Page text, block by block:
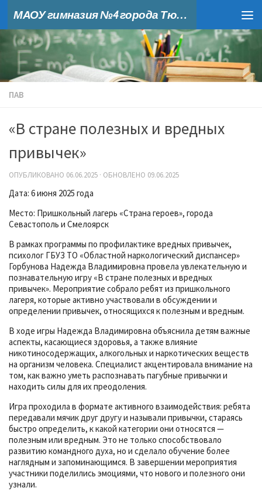
Skip to content МАОУ гимназия №4 города Тюмени
ПАВ
«В стране полезных и вредных
привычек»
ОПУБЛИКОВАНО 06.06.2025 · ОБНОВЛЕНО 09.06.2025
Дата: 6 июня 2025 года
Место: Пришкольный лагерь «Страна героев», города
Севастополь и Смелоярск
В рамках программы по профилактике вредных привычек,
психолог ГБУЗ ТО «Областной наркологический диспансер»
Горбунова Надежда Владимировна провела увлекательную и
познавательную игру «В стране полезных и вредных
привычек». Мероприятие собрало ребят из пришкольного
лагеря, которые активно участвовали в обсуждении и
определении привычек, относящихся к полезным и вредным.
В ходе игры Надежда Владимировна объяснила детям важные
аспекты, касающиеся здоровья, а также влияние
никотиносодержащих, алкогольных и наркотических веществ
на организм человека. Специалист акцентировала внимание на
том, как важно уметь распознавать пагубные привычки и
находить силы для их преодоления.
Игра проходила в формате активного взаимодействия: ребята
передавали мячик друг другу и называли привычки, стараясь
быстро определить, к какой категории они относятся —
полезным или вредным. Это не только способствовало
развитию командного духа, но и сделало обучение более
наглядным и запоминающимся. В завершении мероприятия
участники поделились эмоциями, что нового и полезного они
узнали.